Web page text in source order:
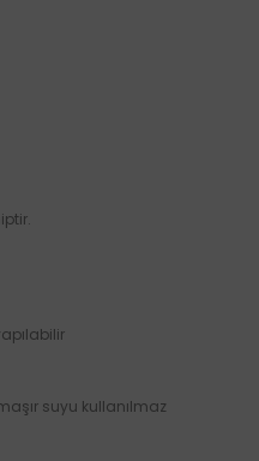
suyu kullanılmaz